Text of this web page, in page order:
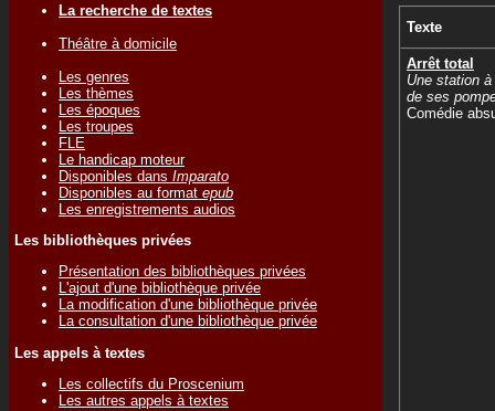
La recherche de textes
Théâtre à domicile
Les genres
Les thèmes
Les époques
Les troupes
FLE
Le handicap moteur
Disponibles dans Imparato
Disponibles au format epub
Les enregistrements audios
Les bibliothèques privées
Présentation des bibliothèques privées
L'ajout d'une bibliothèque privée
La modification d'une bibliothèque privée
La consultation d'une bibliothèque privée
Les appels à textes
Les collectifs du Proscenium
Les autres appels à textes
Texte
Arrêt total
Une station
de ses
Comédie